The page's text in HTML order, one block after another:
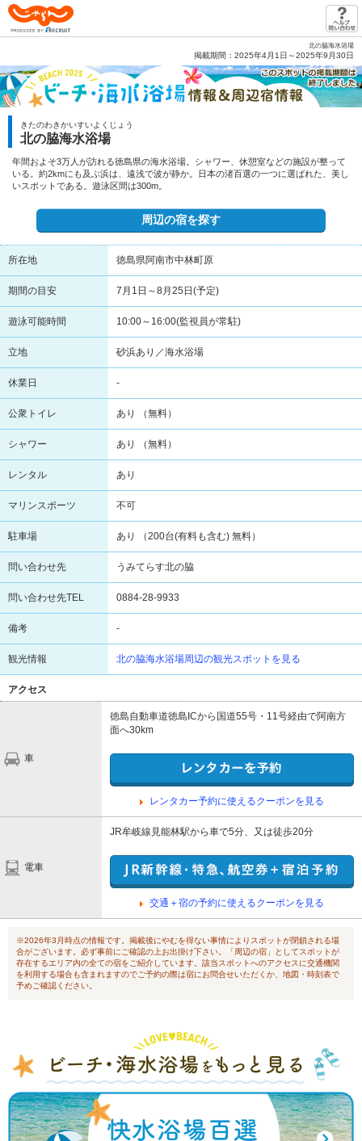
北の脇海水浴場
掲載期間：2025年4月1日～2025年9月30日
きたのわきかいすいよくじょう
北の脇海水浴場
年間およそ3万人が訪れる徳島県の海水浴場。シャワー、休憩室などの施設が整って
いる。約2kmにも及ぶ浜は、遠浅で波が静か。日本の渚百選の一つに選ばれた、美し
いスポットである。遊泳区間は300m。
周辺の宿を探す
所在地 徳島県阿南市中林町原
期間の目安 7月1日～8月25日(予定)
遊泳可能時間 10:00～16:00(監視員が常駐)
立地 砂浜あり／海水浴場
休業日 -
公衆トイレ あり （無料）
シャワー あり （無料）
レンタル あり
マリンスポーツ 不可
駐車場 あり （200台(有料も含む) 無料）
問い合わせ先 うみてらす北の脇
問い合わせ先TEL 0884-28-9933
備考 -
観光情報 北の脇海水浴場周辺の観光スポットを見る
アクセス
車
徳島自動車道徳島ICから国道55号・11号経由で阿南方
面へ30km
レンタカー予約に使えるクーポンを見る
電車
JR牟岐線見能林駅から車で5分、又は徒歩20分
交通＋宿の予約に使えるクーポンを見る
※2026年3月時点の情報です。掲載後にやむを得ない事情によりスポットが閉鎖される場
合がございます。必ず事前にご確認の上お出掛け下さい。「周辺の宿」としてスポットが
存在するエリア内の全ての宿をご紹介しています。該当スポットへのアクセスに交通機関
を利用する場合も含まれますのでご予約の際は宿にお問合せいただくか、地図・時刻表で
予めご確認ください。